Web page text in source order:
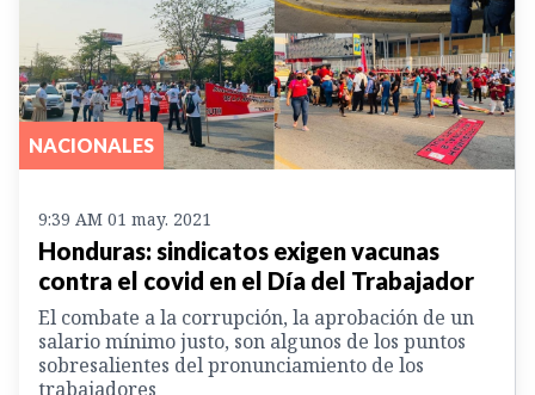
NACIONALES
9:39 AM 01 may. 2021
Honduras: sindicatos exigen vacunas
contra el covid en el Día del Trabajador
El combate a la corrupción, la aprobación de un
salario mínimo justo, son algunos de los puntos
sobresalientes del pronunciamiento de los
trabajadores